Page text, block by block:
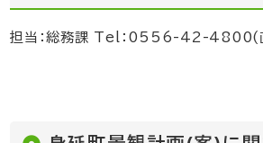
担当：総務課 Tel：0556-42-4800(